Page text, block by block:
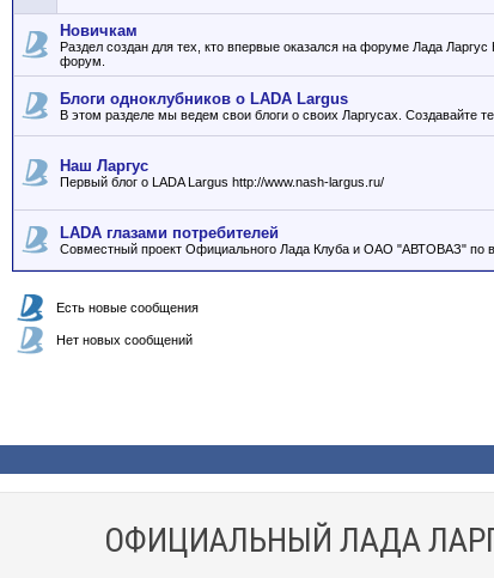
Новичкам
Раздел создан для тех, кто впервые оказался на форуме Лада
форум.
Блоги одноклубников о LADA Largus
В этом разделе мы ведем свои блоги о своих Ларгусах. Создавайте
Наш Ларгус
Первый блог о LADA Largus http://www.nash-largus.ru/
LADA глазами потребителей
Совместный проект Официального Лада Клуба и ОАО "АВТОВАЗ" по
Есть новые сообщения
Нет новых сообщений
ОФИЦИАЛЬНЫЙ ЛАДА